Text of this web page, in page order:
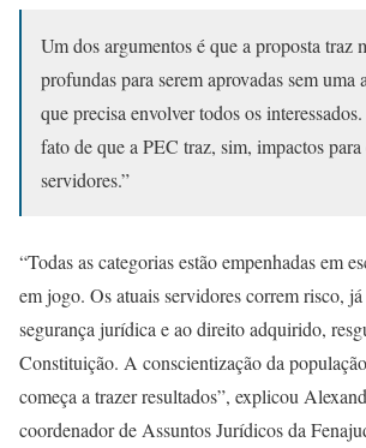
Um dos argumentos é que a proposta traz
profundas para serem aprovadas sem uma
que precisa envolver todos os
fato de que a PEC traz, sim, impactos para
servidores.”
“Todas as categorias estão empenhadas em
em jogo. Os atuais servidores correm risco,
segurança jurídica e ao direito adquirido,
Constituição. A conscientização da
começa a trazer resultados”, explicou
coordenador de Assuntos Jurídicos da